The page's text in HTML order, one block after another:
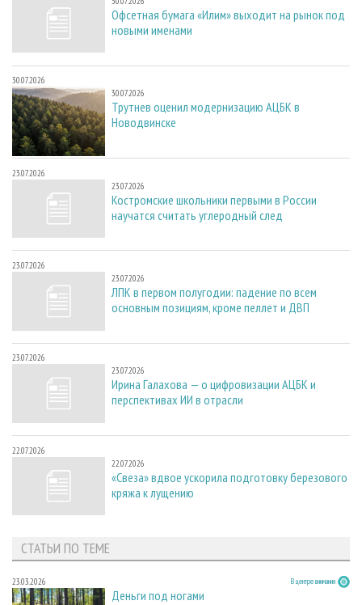
Офсетная бумага «Илим» выходит на рынок под
новыми именами
30.07.2026
30.07.2026
Трутнев оценил модернизацию АЦБК в
Новодвинске
23.07.2026
23.07.2026
Костромские школьники первыми в России
научатся считать углеродный след
23.07.2026
23.07.2026
ЛПК в первом полугодии: падение по всем
основным позициям, кроме пеллет и ДВП
23.07.2026
23.07.2026
Ирина Галахова — о цифровизации АЦБК и
перспективах ИИ в отрасли
22.07.2026
22.07.2026
«Свеза» вдвое ускорила подготовку березового
кряжа к лущению
СТАТЬИ ПО ТЕМЕ
23.03.2026 В центре внимания
Деньги под ногами